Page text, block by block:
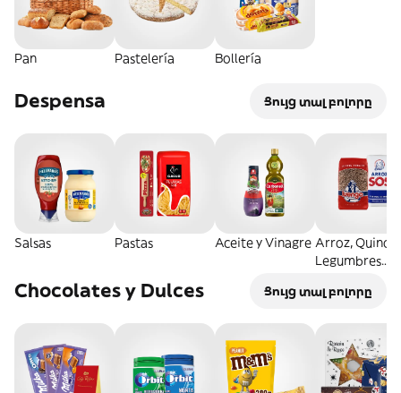
Pan Pastelería Bollería
Despensa Ցույց տալ բոլորը
Salsas Pastas Aceite y Vinagre Arroz, Quinoa
Legumbres
Chocolates y Dulces Ցույց տալ բոլորը